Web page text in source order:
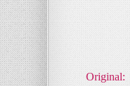
Original: